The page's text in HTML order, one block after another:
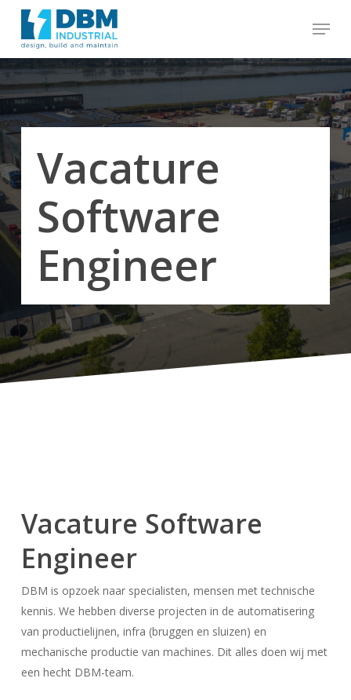
content
Menu
Vacature
Software
Engineer
Vacature Software
Engineer
DBM is opzoek naar specialisten, mensen met technische
kennis. We hebben diverse projecten in de automatisering
van productielijnen, infra (bruggen en sluizen) en
mechanische productie van machines. Dit alles doen wij met
een hecht DBM-team.
Menu